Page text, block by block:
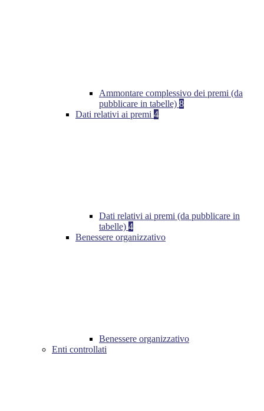
Ammontare complessivo dei premi (da
pubblicare in tabelle) 8
Dati relativi ai premi 4
Dati relativi ai premi (da pubblicare in
tabelle) 4
Benessere organizzativo
Benessere organizzativo
Enti controllati